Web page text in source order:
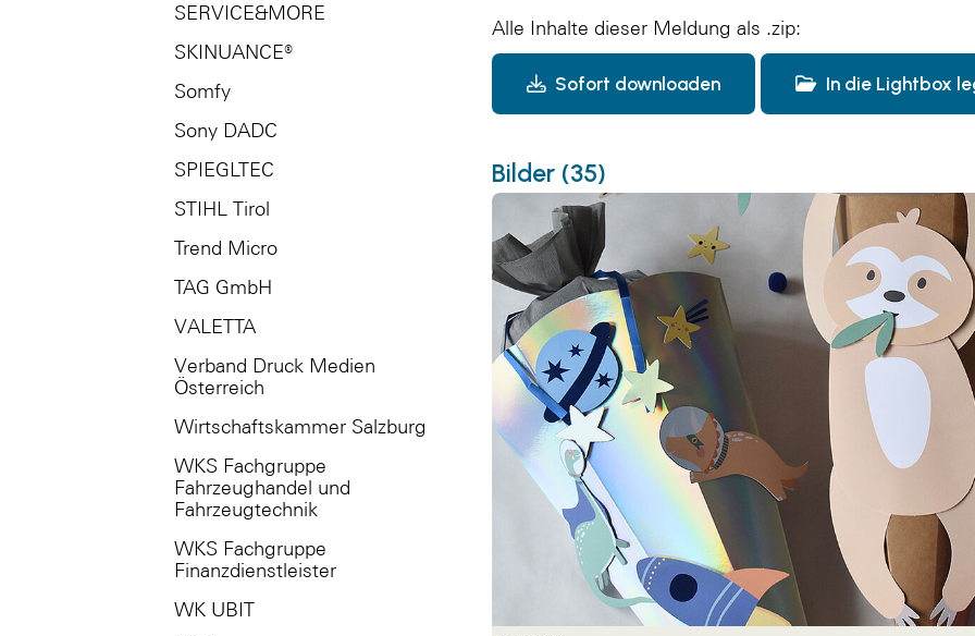
SERVICE&MORE
SKINUANCE®
Somfy
Sony DADC
SPIEGLTEC
STIHL Tirol
Trend Micro
TAG GmbH
VALETTA
Verband Druck Medien
Österreich
Wirtschaftskammer Salzburg
WKS Fachgruppe
Fahrzeughandel und
Fahrzeugtechnik
WKS Fachgruppe
Finanzdienstleister
WK UBIT
Alle Inhalte dieser Meldung als .zip:
Sofort downloaden In die Lightbox
Bilder (35)